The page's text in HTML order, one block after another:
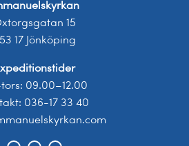
15
17 Jönköping
tors: 09.00–12.00
036-17 33 40